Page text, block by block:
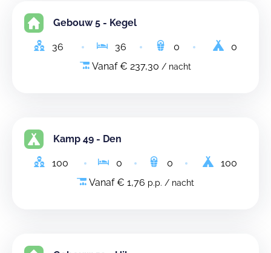
Gebouw 5 - Kegel
36 36 0
0
Vanaf € 237,30 / nacht
Kamp 49 - Den
100 0 0
100
Vanaf € 1,76 p.p. / nacht